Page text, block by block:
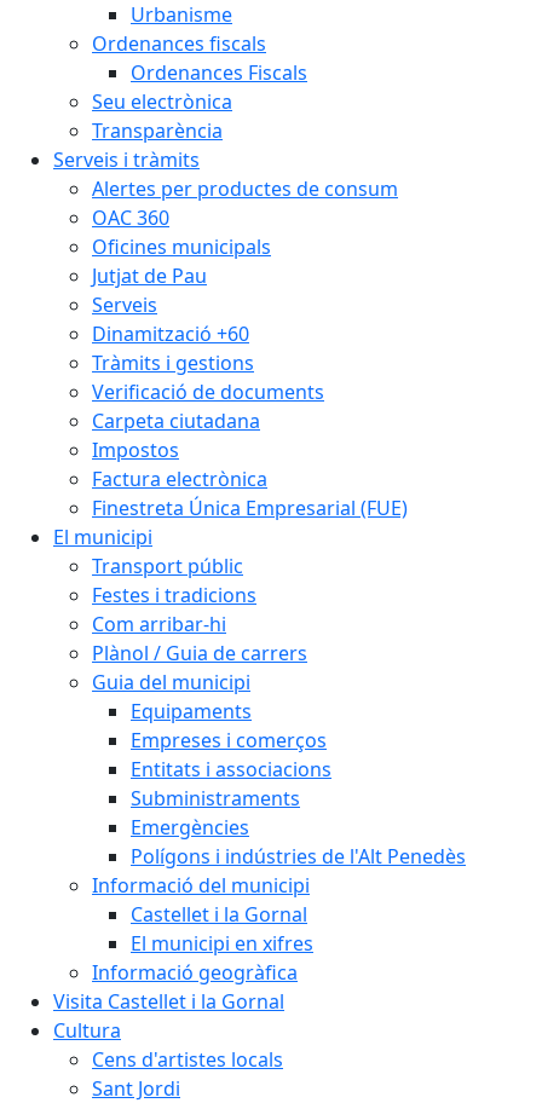
Urbanisme
Ordenances fiscals
Ordenances Fiscals
Seu electrònica
Transparència
Serveis i tràmits
Alertes per productes de consum
OAC 360
Oficines municipals
Jutjat de Pau
Serveis
Dinamització +60
Tràmits i gestions
Verificació de documents
Carpeta ciutadana
Impostos
Factura electrònica
Finestreta Única Empresarial (FUE)
El municipi
Transport públic
Festes i tradicions
Com arribar-hi
Plànol / Guia de carrers
Guia del municipi
Equipaments
Empreses i comerços
Entitats i associacions
Subministraments
Emergències
Polígons i indústries de l'Alt Penedès
Informació del municipi
Castellet i la Gornal
El municipi en xifres
Informació geogràfica
Visita Castellet i la Gornal
Cultura
Cens d'artistes locals
Sant Jordi